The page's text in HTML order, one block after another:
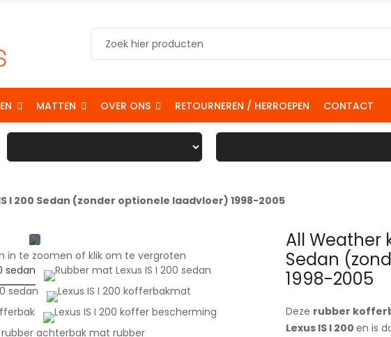
MATTEN OVER ONS RETOURNEREN / HERROEPEN CONTACT
I 200 Sedan (zonder optionele laadvloer) 1998-2005
in te zoomen of klik om te vergroten
All Weather
Sedan
1998-2005
Deze rubber
Lexus IS I 200 en is